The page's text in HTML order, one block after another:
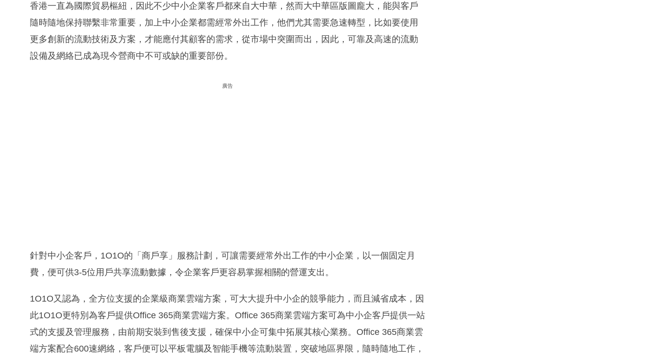
香港一直為國際貿易樞紐，因此不少中小企業客戶都來自大中華，然而大中華區版圖龐大，能與客戶
隨時隨地保持聯繫非常重要，加上中小企業都需經常外出工作，他們尤其需要急速轉型，比如要使用
更多創新的流動技術及方案，才能應付其顧客的需求，從市場中突圍而出，因此，可靠及高速的流動
設備及網絡已成為現今營商中不可或缺的重要部份。
廣告
針對中小企客戶，1O1O的「商戶享」服務計劃，可讓需要經常外出工作的中小企業，以一個固定月
費，便可供3-5位用戶共享流動數據，令企業客戶更容易掌握相關的營運支出。
1O1O又認為，全方位支援的企業級商業雲端方案，可大大提升中小企的競爭能力，而且減省成本，因
此1O1O更特別為客戶提供Office 365商業雲端方案。Office 365商業雲端方案可為中小企客戶提供一站
式的支援及管理服務，由前期安裝到售後支援，確保中小企可集中拓展其核心業務。Office 365商業雲
端方案配合600速網絡，客戶便可以平板電腦及智能手機等流動裝置，突破地區界限，隨時隨地工作，